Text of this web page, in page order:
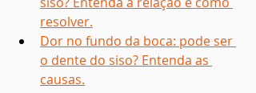
resolver.
Dor no fundo da boca: pode ser
o dente do siso? Entenda as
causas.